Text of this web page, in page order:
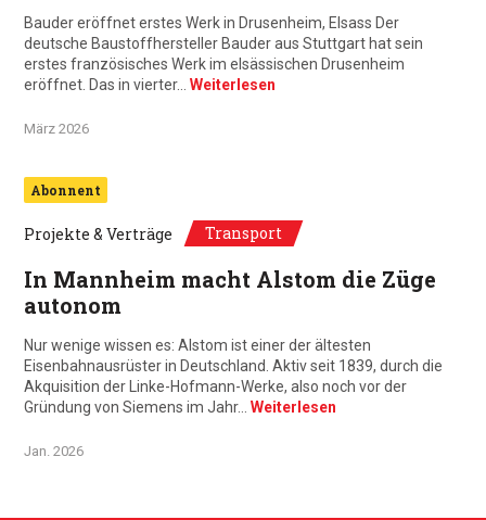
Bauder eröffnet erstes Werk in Drusenheim, Elsass Der
deutsche Baustoffhersteller Bauder aus Stuttgart hat sein
erstes französisches Werk im elsässischen Drusenheim
eröffnet. Das in vierter… Weiterlesen
März 2026
Abonnent
Projekte & Verträge Transport
In Mannheim macht Alstom die Züge
autonom
Nur wenige wissen es: Alstom ist einer der ältesten
Eisenbahnausrüster in Deutschland. Aktiv seit 1839, durch die
Akquisition der Linke-Hofmann-Werke, also noch vor der
Gründung von Siemens im Jahr… Weiterlesen
Jan. 2026